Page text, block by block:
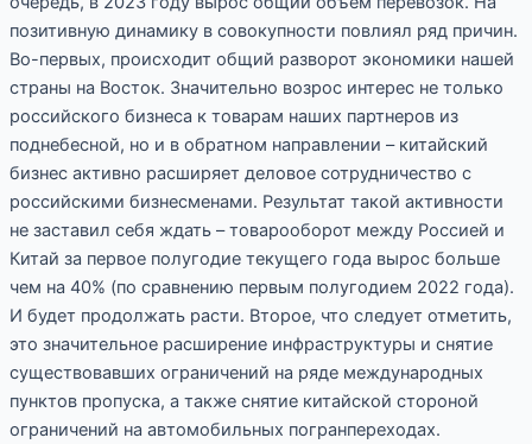
позитивную динамику в совокупности повлиял ряд причин.
Во-первых, происходит общий разворот экономики нашей
страны на Восток. Значительно возрос интерес не только
российского бизнеса к товарам наших партнеров из
поднебесной, но и в обратном направлении – китайский
бизнес активно расширяет деловое сотрудничество с
российскими бизнесменами. Результат такой активности
не заставил себя ждать – товарооборот между Россией и
Китай за первое полугодие текущего года вырос больше
чем на 40% (по сравнению первым полугодием 2022 года).
И будет продолжать расти. Второе, что следует отметить,
это значительное расширение инфраструктуры и снятие
существовавших ограничений на ряде международных
пунктов пропуска, а также снятие китайской стороной
ограничений на автомобильных погранпереходах.